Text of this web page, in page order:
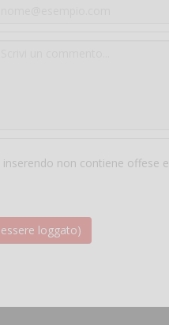
non contiene offese